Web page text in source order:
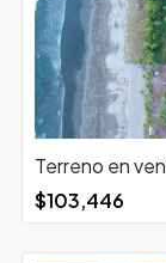
Terreno en
$103,446